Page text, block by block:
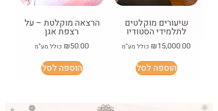
שיעורים מוקלטים
לתלמידי הסטודיו
₪15,000.00 כולל מע"מ
הוספה לסל
הרצאה מוקלטת – על
רצפת אגן
₪50.00 כולל מע"מ
הוספה לסל